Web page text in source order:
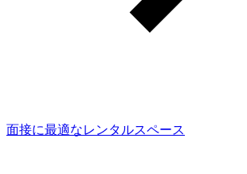
面接に最適なレンタルスペース